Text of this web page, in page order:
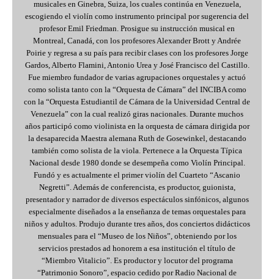
musicales en Ginebra, Suiza, los cuales continúa en Venezuela,
escogiendo el violín como instrumento principal por sugerencia del
profesor Emil Friedman. Prosigue su instrucción musical en
Montreal, Canadá, con los profesores Alexander Brott y Andrée
Poirie y regresa a su país para recibir clases con los profesores Jorge
Gardos, Alberto Flamini, Antonio Urea y José Francisco del Castillo.
Fue miembro fundador de varias agrupaciones orquestales y actuó
como solista tanto con la “Orquesta de Cámara” del INCIBA como
con la “Orquesta Estudiantil de Cámara de la Universidad Central de
Venezuela” con la cual realizó giras nacionales. Durante muchos
años participó como violinista en la orquesta de cámara dirigida por
la desaparecida Maestra alemana Ruth de Gosewinkel, destacando
también como solista de la viola. Pertenece a la Orquesta Típica
Nacional desde 1980 donde se desempeña como Violín Principal.
Fundó y es actualmente el primer violín del Cuarteto “Ascanio
Negretti”. Además de conferencista, es productor, guionista,
presentador y narrador de diversos espectáculos sinfónicos, algunos
especialmente diseñados a la enseñanza de temas orquestales para
niños y adultos. Produjo durante tres años, dos conciertos didácticos
mensuales para el “Museo de los Niños”, obteniendo por los
servicios prestados ad honorem a esa institución el título de
“Miembro Vitalicio”. Es productor y locutor del programa
“Patrimonio Sonoro”, espacio cedido por Radio Nacional de